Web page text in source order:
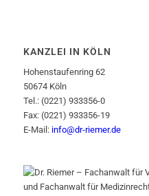
KANZLEI IN KÖLN
Hohenstaufenring 62
50674 Köln
Tel.: (0221) 933356-0
Fax: (0221) 933356-19
E-Mail: info@dr-riemer.de